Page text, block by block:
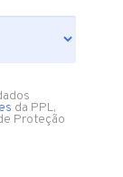
da PPL,
Proteção